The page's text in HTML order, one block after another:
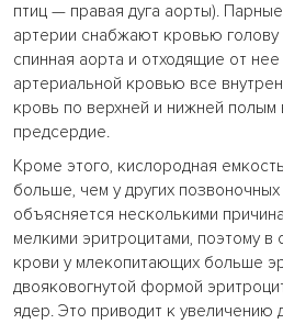
птиц — правая дуга аорты).
артерии снабжают кровью голову
спинная аорта и отходящие от
артериальной кровью все
кровь по верхней и нижней полым
предсердие.
Кроме этого, кислородная
больше, чем у других
объясняется несколькими
мелкими эритроцитами, поэтому
крови у млекопитающих больше
двояковогнутой формой
ядер. Это приводит к увеличению